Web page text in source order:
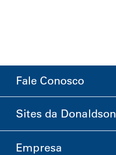
Fale Conosco
Sites da Donaldson
Donaldson Life Sciences
Empresa